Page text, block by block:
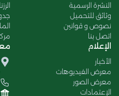
النشرة الرسمية
وثائق للتحميل
نصوص و قوانين
اتصل بنا
الإعلام
الأخبار
معرض الفيديوهات
معرض الصور
الإعتمادات